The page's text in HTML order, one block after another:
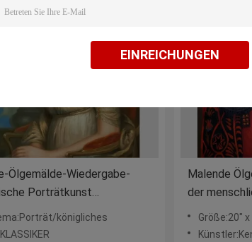
EINREICHUNGEN
Ölgemälde-Wiedergabe-
Porträtkunst
auf Segeltuch
königliches
Malende
der
Frau in der
Größe:20" x